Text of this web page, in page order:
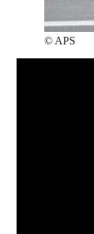
© APS